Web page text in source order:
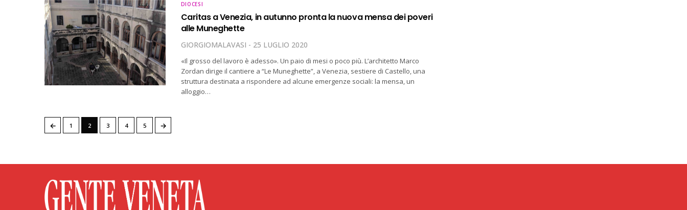
DIOCESI
Caritas a Venezia, in autunno pronta la nuova mensa dei poveri
alle Muneghette
GIORGIOMALAVASI 25 LUGLIO 2020
«Il grosso del lavoro è adesso». Un paio di mesi o poco più. L’architetto Marco
Zordan dirige il cantiere a “Le Muneghette”, a Venezia, sestiere di Castello, una
struttura destinata a rispondere ad alcune emergenze sociali: la mensa, un
alloggio…
← 1 2 3 4 5 →